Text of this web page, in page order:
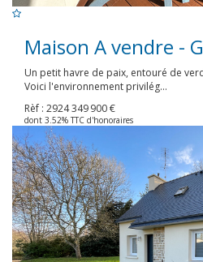
Maison A vendre -
Un petit havre de paix, entouré de
Voici l'environnement privilég...
Rèf : 2924349 900 €
dont 3.52% TTC d'honoraires